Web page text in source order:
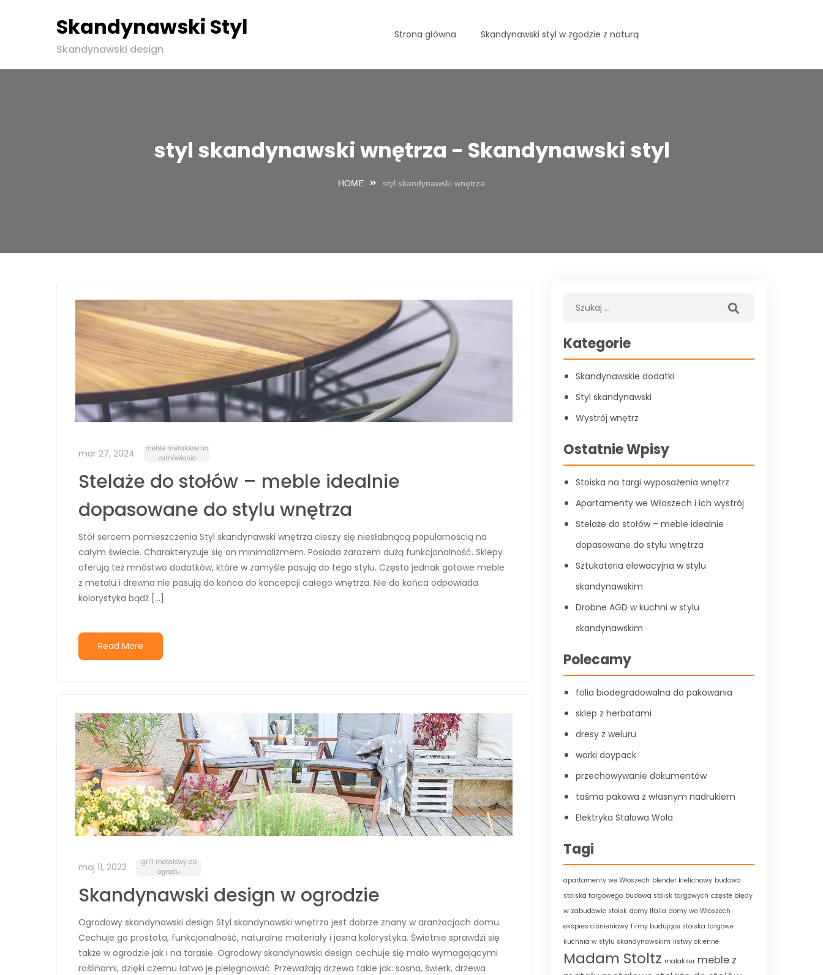
to
content
Skandynawski Styl
Skandynawski design
Strona główna Skandynawski styl w zgodzie z naturą
styl skandynawski wnętrza - Skandynawski styl
HOME styl skandynawski wnętrza
mar 27, 2024
meble metalowe na
zamówienie
Stelaże do stołów – meble idealnie
dopasowane do stylu wnętrza
Stół sercem pomieszczenia Styl skandynawski wnętrza cieszy się niesłabnącą popularnością na
całym świecie. Charakteryzuje się on minimalizmem. Posiada zarazem dużą funkcjonalność. Sklepy
oferują też mnóstwo dodatków, które w zamyśle pasują do tego stylu. Często jednak gotowe meble
z metalu i drewna nie pasują do końca do koncepcji całego wnętrza. Nie do końca odpowiada
kolorystyka bądź […]
Read More
maj 11, 2022
grill metalowy do
ogrodu
Skandynawski design w ogrodzie
Ogrodowy skandynawski design Styl skandynawski wnętrza jest dobrze znany w aranżacjach domu.
Cechuje go prostota, funkcjonalność, naturalne materiały i jasna kolorystyka. Świetnie sprawdzi się
także w ogrodzie jak i na tarasie. Ogrodowy skandynawski design cechuje się mało wymagającymi
roślinami, dzięki czemu łatwo je pielęgnować. Przeważają drzewa takie jak: sosna, świerk, drzewa
Kategorie
Skandynawskie dodatki
Styl skandynawski
Wystrój wnętrz
Ostatnie Wpisy
Stoiska na targi wyposażenia wnętrz
Apartamenty we Włoszech i ich wystrój
Stelaże do stołów – meble idealnie
dopasowane do stylu wnętrza
Sztukateria elewacyjna w stylu
skandynawskim
Drobne AGD w kuchni w stylu
skandynawskim
Polecamy
folia biodegradowalna do pakowania
sklep z herbatami
dresy z weluru
worki doypack
przechowywanie dokumentów
taśma pakowa z własnym nadrukiem
Elektryka Stalowa Wola
Tagi
apartamenty we Włoszech blender kielichowy budowa
stoiska targowego budowa stoisk targowych częste błędy
w zabudowie stoisk domy Italia domy we Włoszech
ekspres ciśnieniowy firmy budujące stoiska targowe
kuchnia w stylu skandynawskim listwy okienne
Madam Stoltz malakser meble z